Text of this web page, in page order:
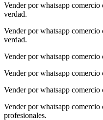
Vender por whatsapp
verdad.
Vender por whatsapp
verdad.
Vender por whatsapp
Vender por whatsapp
Vender por whatsapp
Vender por whatsapp
profesionales.